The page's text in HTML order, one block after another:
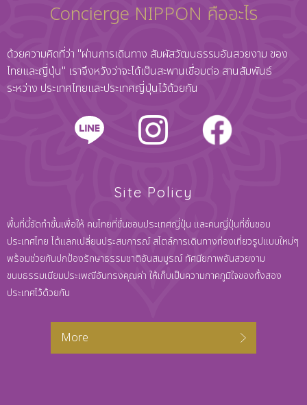
Concierge NIPPON คืออะไร
ด้วยความคิดที่ว่า "ผ่านการเดินทาง สัมผัสวัฒนธรรมอันสวยงาม ของ
ไทยและญี่ปุ่น" เราจึงหวังว่าจะได้เป็นสะพานเชื่อมต่อ สานสัมพันธ์
ระหว่าง ประเทศไทยและประเทศญี่ปุ่นไว้ด้วยกัน
Site Policy
พื้นที่นี้จัดทำขึ้นเพื่อให้ คนไทยที่ชื่นชอบประเทศญี่ปุ่น และคนญี่ปุ่นที่ชื่นชอบ
ประเทศไทย ได้แลกเปลี่ยนประสบการณ์ สไตล์การเดินทางท่องเที่ยวรูปแบบใหม่ๆ
พร้อมช่วยกันปกป้องรักษาธรรมชาติอันสมบูรณ์ ทัศนียภาพอันสวยงาม
ขนบธรรมเนียมประเพณีอันทรงคุณค่า ให้เก็บเป็นความภาคภูมิใจของทั้งสอง
ประเทศไว้ด้วยกัน
More